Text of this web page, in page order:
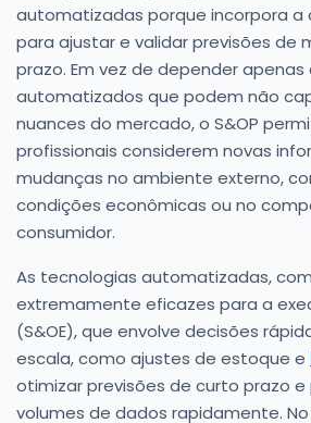
automatizadas porque incorpora a
para ajustar e validar previsões de
prazo. Em vez de depender
automatizados que podem não
nuances do mercado, o S&OP
profissionais considerem novas
mudanças no ambiente externo,
condições econômicas ou no
consumidor.
As tecnologias automatizadas,
extremamente eficazes para a
(S&OE), que envolve decisões
escala, como ajustes de estoque e
otimizar previsões de curto prazo
volumes de dados rapidamente.